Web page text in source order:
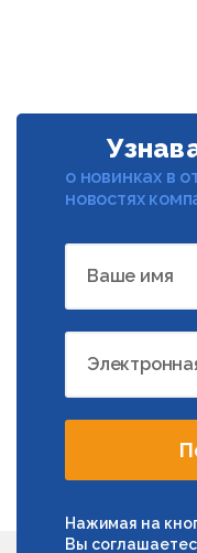
о новинках в
новостях
Ваше имя
Нажимая на
Вы